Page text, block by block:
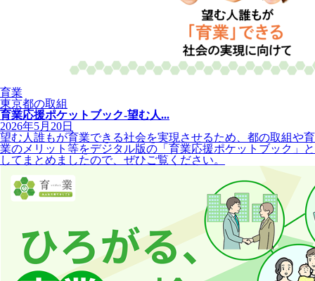
育業
東京都の取組
育業応援ポケットブック-望む人...
2026年5月20日
望む人誰もが育業できる社会を実現させるため、都の取組や育
業のメリット等をデジタル版の「育業応援ポケットブック」と
してまとめましたので、ぜひご覧ください。